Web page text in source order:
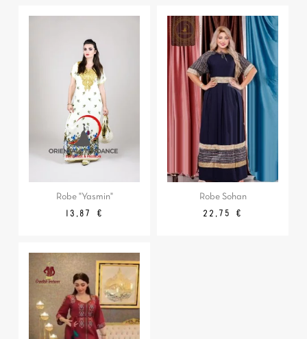
Robe "Yasmin"
Prix
Prix
13,87 €
Robe Sohan
Prix
Prix
22,75 €